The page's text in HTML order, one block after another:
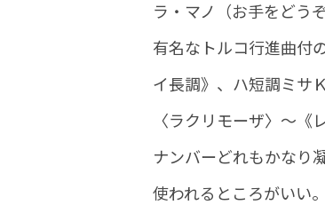
ラ・マノ（お手をどう
有名なトルコ行進曲付
イ長調》、ハ短調ミサ
〈ラクリモーザ〉～
ナンバーどれもかなり
使われるところがいい